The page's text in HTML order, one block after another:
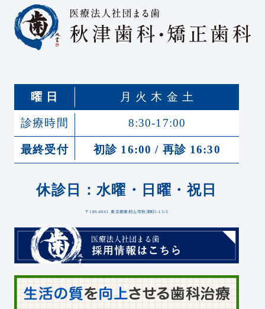
曜 日 月 火 木 金 土
診療時間 8:30-17:00
最終受付 初診 16:00 / 再診 16:30
休診日：水曜・日曜・祝日
〒189-0001 東京都東村山市秋津町5-13-5